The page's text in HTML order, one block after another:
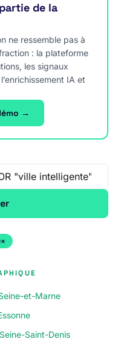
de la
ne ressemble pas à
: la plateforme
les signaux
IA et
→
×
et-Marne
Saint-Denis